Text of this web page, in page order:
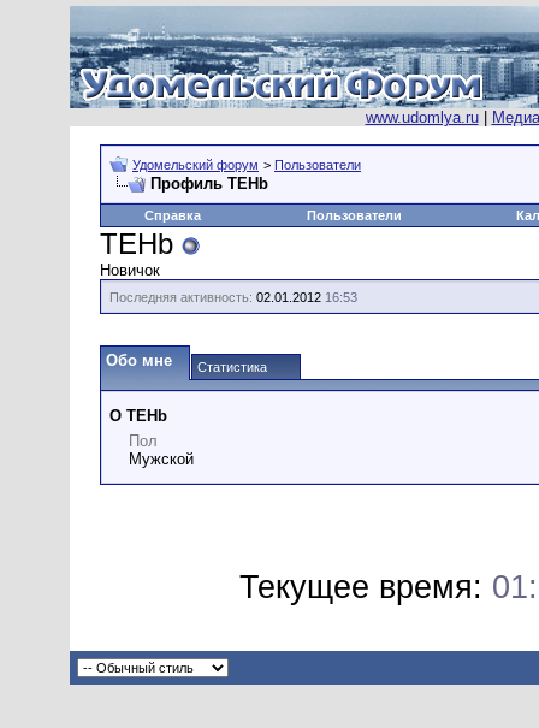
www.udomlya.ru|
Удомельский форум > Пользователи
Профиль TEHb
Справка Пользователи
TEHb
Новичок
Последняя активность: 02.01.2012 16:53
Обо мне Статистика
О TEHb
Пол
Мужской
Текущее время: